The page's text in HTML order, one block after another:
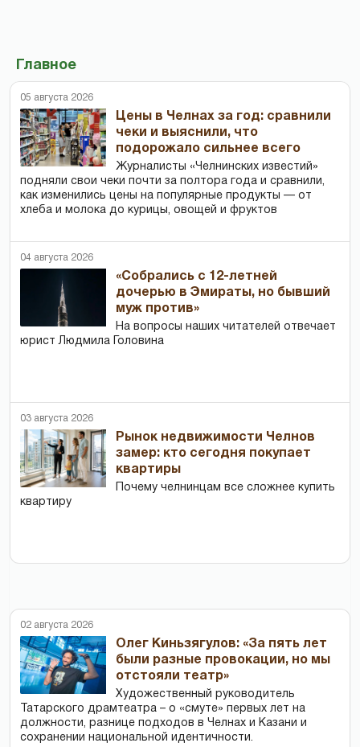
Главное
05 августа 2026
Цены в Челнах за год: сравнили
чеки и выяснили, что
подорожало сильнее всего
Журналисты «Челнинских известий»
подняли свои чеки почти за полтора года и сравнили,
как изменились цены на популярные продукты — от
хлеба и молока до курицы, овощей и фруктов
04 августа 2026
«Собрались с 12-летней
дочерью в Эмираты, но бывший
муж против»
На вопросы наших читателей отвечает
юрист Людмила Головина
03 августа 2026
Рынок недвижимости Челнов
замер: кто сегодня покупает
квартиры
Почему челнинцам все сложнее купить
квартиру
02 августа 2026
Олег Киньзягулов: «За пять лет
были разные провокации, но мы
отстояли театр»
Художественный руководитель
Татарского драмтеатра – о «смуте» первых лет на
должности, разнице подходов в Челнах и Казани и
сохранении национальной идентичности.